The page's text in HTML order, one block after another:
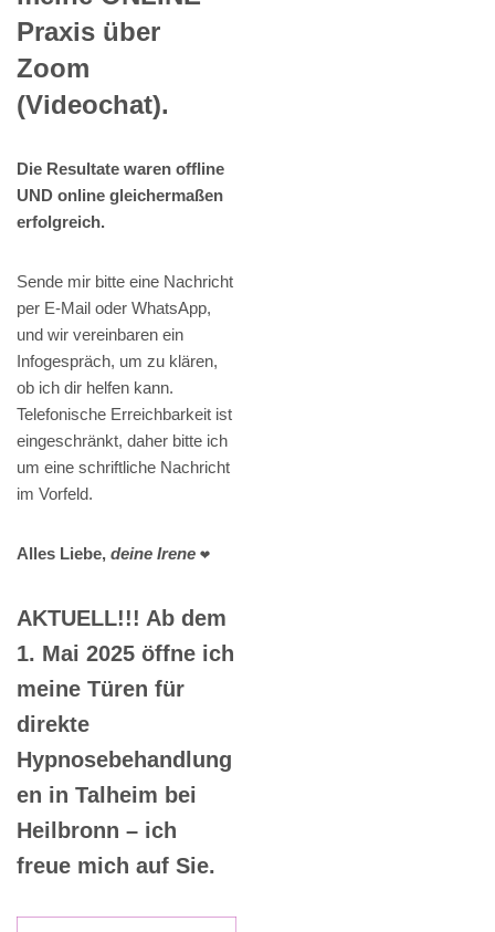
Praxis über
Zoom
(Videochat).
Die Resultate waren offline
UND online gleichermaßen
erfolgreich.
Sende mir bitte eine Nachricht
per E-Mail oder WhatsApp,
und wir vereinbaren ein
Infogespräch, um zu klären,
ob ich dir helfen kann.
Telefonische Erreichbarkeit ist
eingeschränkt, daher bitte ich
um eine schriftliche Nachricht
im Vorfeld.
Alles Liebe, deine Irene ❤️
AKTUELL!!! Ab dem
1. Mai 2025 öffne ich
meine Türen für
direkte
Hypnosebehandlung
en in Talheim bei
Heilbronn – ich
freue mich auf Sie.